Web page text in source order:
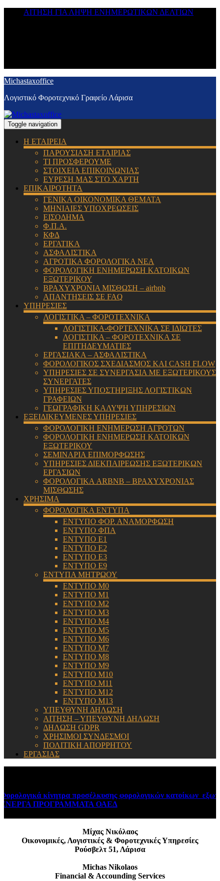
ΑΙΤΗΣΗ ΓΙΑ ΛΗΨΗ ΕΝΗΜΕΡΩΤΙΚΩΝ ΔΕΛΤΙΩΝ
Michastaxoffice
Λογιστικό Φοροτεχνικό Γραφείο Λάρισα
Toggle navigation
Η ΕΤΑΙΡΕΙΑ
ΠΑΡΟΥΣΙΑΣΗ ΕΤΑΙΡΙΑΣ
ΤΙ ΠΡΟΣΦΕΡΟΥΜΕ
ΣΤΟΙΧΕΙΑ ΕΠΙΚΟΙΝΩΝΙΑΣ
ΕΥΡΕΣΗ ΜΑΣ ΣΤΟ ΧΑΡΤΗ
ΕΠΙΚΑΙΡΟΤΗΤΑ
ΓΕΝΙΚΑ ΟΙΚΟΝΟΜΙΚΑ ΘΕΜΑΤΑ
ΜΗΝΙΑΙΕΣ ΥΠΟΧΡΕΩΣΕΙΣ
ΕΙΣΟΔΗΜΑ
Φ.Π.Α.
ΚΦΔ
ΕΡΓΑΤΙΚΑ
ΑΣΦΑΛΙΣΤΙΚΑ
ΑΓΡΟΤΙΚΑ ΦΟΡΟΛΟΓΙΚΑ ΝΕΑ
ΦΟΡΟΛΟΓΙΚΗ ΕΝΗΜΕΡΩΣΗ ΚΑΤΟΙΚΩΝ
ΕΞΩΤΕΡΙΚΟΥ
ΒΡΑΧΥΧΡΟΝΙΑ ΜΙΣΘΩΣΗ – airbnb
ΑΠΑΝΤΗΣΕΙΣ ΣΕ FAQ
ΥΠΗΡΕΣΙΕΣ
ΛΟΓΙΣΤΙΚΑ – ΦΟΡΟΤΕΧΝΙΚΑ
ΛΟΓΙΣΤΙΚΑ-ΦΟΡΤΕΧΝΙΚΑ ΣΕ ΙΔΙΩΤΕΣ
ΛΟΓΙΣΤΙΚΑ – ΦΟΡΟΤΕΧΝΙΚΑ ΣΕ
ΕΠΙΤΗΔΕΥΜΑΤΙΕΣ
ΕΡΓΑΣΙΑΚΑ – ΑΣΦΑΛΙΣΤΙΚΑ
ΦΟΡΟΛΟΓΙΚΟΣ ΣΧΕΔΙΑΣΜΟΣ ΚΑΙ CASH FLOW
ΥΠΗΡΕΣΙΕΣ ΣΕ ΣΥΝΕΡΓΑΣΙΑ ΜΕ ΕΞΩΤΕΡΙΚΟΥΣ
ΣΥΝΕΡΓΑΤΕΣ
ΥΠΗΡΕΣΙΕΣ ΥΠΟΣΤΗΡΙΞΗΣ ΛΟΓΙΣΤΙΚΩΝ
ΓΡΑΦΕΙΩΝ
ΓΕΩΓΡΑΦΙΚΗ ΚΑΛΥΨΗ ΥΠΗΡΕΣΙΩΝ
ΕΞΕΙΔΙΚΕΥΜΕΝΕΣ ΥΠΗΡΕΣΙΕΣ
ΦΟΡΟΛΟΓΙΚΗ ΕΝΗΜΕΡΩΣΗ ΑΓΡΟΤΩΝ
ΦΟΡΟΛΟΓΙΚΗ ΕΝΗΜΕΡΩΣΗ ΚΑΤΟΙΚΩΝ
ΕΞΩΤΕΡΙΚΟΥ
ΣΕΜΙΝΑΡΙΑ ΕΠΙΜΟΡΦΩΣΗΣ
ΥΠΗΡΕΣΙΕΣ ΔΙΕΚΠΑΙΡΕΩΣΗΣ ΕΞΩΤΕΡΙΚΩΝ
ΕΡΓΑΣΙΩΝ
ΦΟΡΟΛΟΓΙΚΑ ARBNB – ΒΡΑΧΥΧΡΟΝΙΑΣ
ΜΙΣΘΩΣΗΣ
ΧΡΗΣΙΜΑ
ΦΟΡΟΛΟΓΙΚΑ ΕΝΤΥΠΑ
ΕΝΤΥΠΟ ΦΟΡ. ΑΝΑΜΟΡΦΩΣΗ
ΕΝΤΥΠΟ ΦΠΑ
ΕΝΤΥΠΟ Ε1
ΕΝΤΥΠΟ Ε2
ΕΝΤΥΠΟ Ε3
ΕΝΤΥΠΟ Ε9
ΕΝΤΥΠΑ ΜΗΤΡΩΟΥ
ΕΝΤΥΠΟ Μ0
ΕΝΤΥΠΟ Μ1
ΕΝΤΥΠΟ Μ2
ΕΝΤΥΠΟ Μ3
ΕΝΤΥΠΟ Μ4
ΕΝΤΥΠΟ Μ5
ΕΝΤΥΠΟ Μ6
ΕΝΤΥΠΟ Μ7
ΕΝΤΥΠΟ Μ8
ΕΝΤΥΠΟ Μ9
ΕΝΤΥΠΟ Μ10
ΕΝΤΥΠΟ Μ11
ΕΝΤΥΠΟ Μ12
ΕΝΤΥΠΟ Μ13
ΥΠΕΥΘΥΝΗ ΔΗΛΩΣΗ
ΑΙΤΗΣΗ – ΥΠΕΥΘΥΝΗ ΔΗΛΩΣΗ
ΔΗΛΩΣΗ GDPR
ΧΡΗΣΙΜΟΙ ΣΥΝΔΕΣΜΟΙ
ΠΟΛΙΤΙΚΗ ΑΠΟΡΡΗΤΟΥ
ΕΡΓΑΣΙΑΣ
κίνητρα προσέλκυσης φορολογικών κατοίκων
ΠΡΟΓΡΑΜΜΑΤΑ ΟΑΕΔ August 6, 2026
Μίχας Νικόλαος
Οικονομικές, Λογιστικές & Φοροτεχνικές Υπηρεσίες
Ρούσβελτ 51, Λάρισα
Michas Nikolaos
Financial & Accounding Services